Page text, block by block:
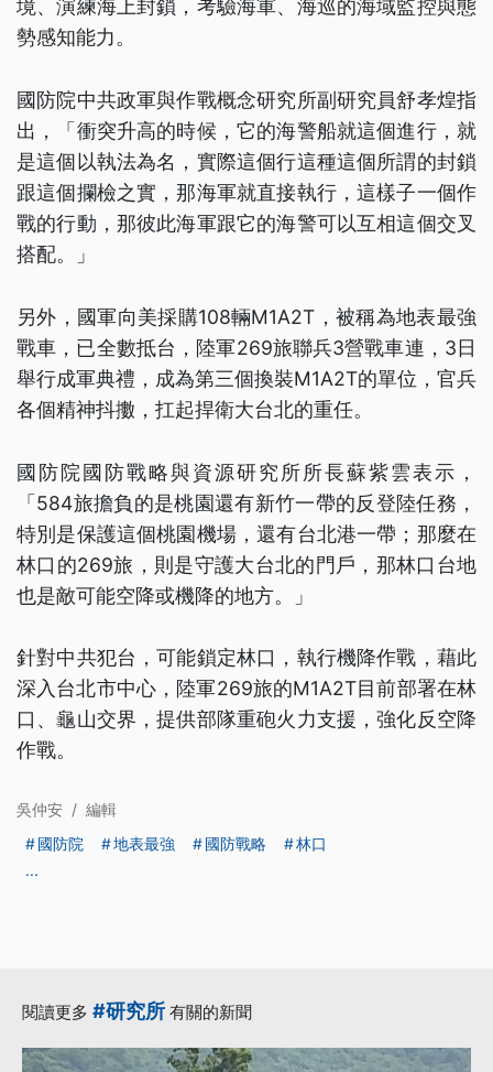
境、演練海上封鎖，考驗海軍、海巡的海域監控與態
勢感知能力。
國防院中共政軍與作戰概念研究所副研究員舒孝煌指
出，「衝突升高的時候，它的海警船就這個進行，就
是這個以執法為名，實際這個行這種這個所謂的封鎖
跟這個攔檢之實，那海軍就直接執行，這樣子一個作
戰的行動，那彼此海軍跟它的海警可以互相這個交叉
搭配。」
另外，國軍向美採購108輛M1A2T，被稱為地表最強
戰車，已全數抵台，陸軍269旅聯兵3營戰車連，3日
舉行成軍典禮，成為第三個換裝M1A2T的單位，官兵
各個精神抖擻，扛起捍衛大台北的重任。
國防院國防戰略與資源研究所所長蘇紫雲表示，
「584旅擔負的是桃園還有新竹一帶的反登陸任務，
特別是保護這個桃園機場，還有台北港一帶；那麼在
林口的269旅，則是守護大台北的門戶，那林口台地
也是敵可能空降或機降的地方。」
針對中共犯台，可能鎖定林口，執行機降作戰，藉此
深入台北市中心，陸軍269旅的M1A2T目前部署在林
口、龜山交界，提供部隊重砲火力支援，強化反空降
作戰。
吳仲安 / 編輯
國防院
地表最強 國防戰略
林口
...
閱讀更多 #研究所 有關的新聞